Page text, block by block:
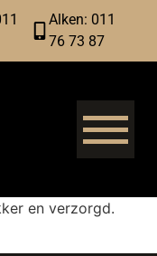
Alken: 011
76 73 87
en verzorgd.